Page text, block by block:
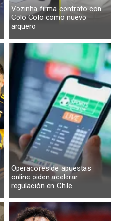
Vozinha firma contrato con
Colo Colo como nuevo
arquero
Operadores de apuestas
online piden acelerar
regulación en Chile